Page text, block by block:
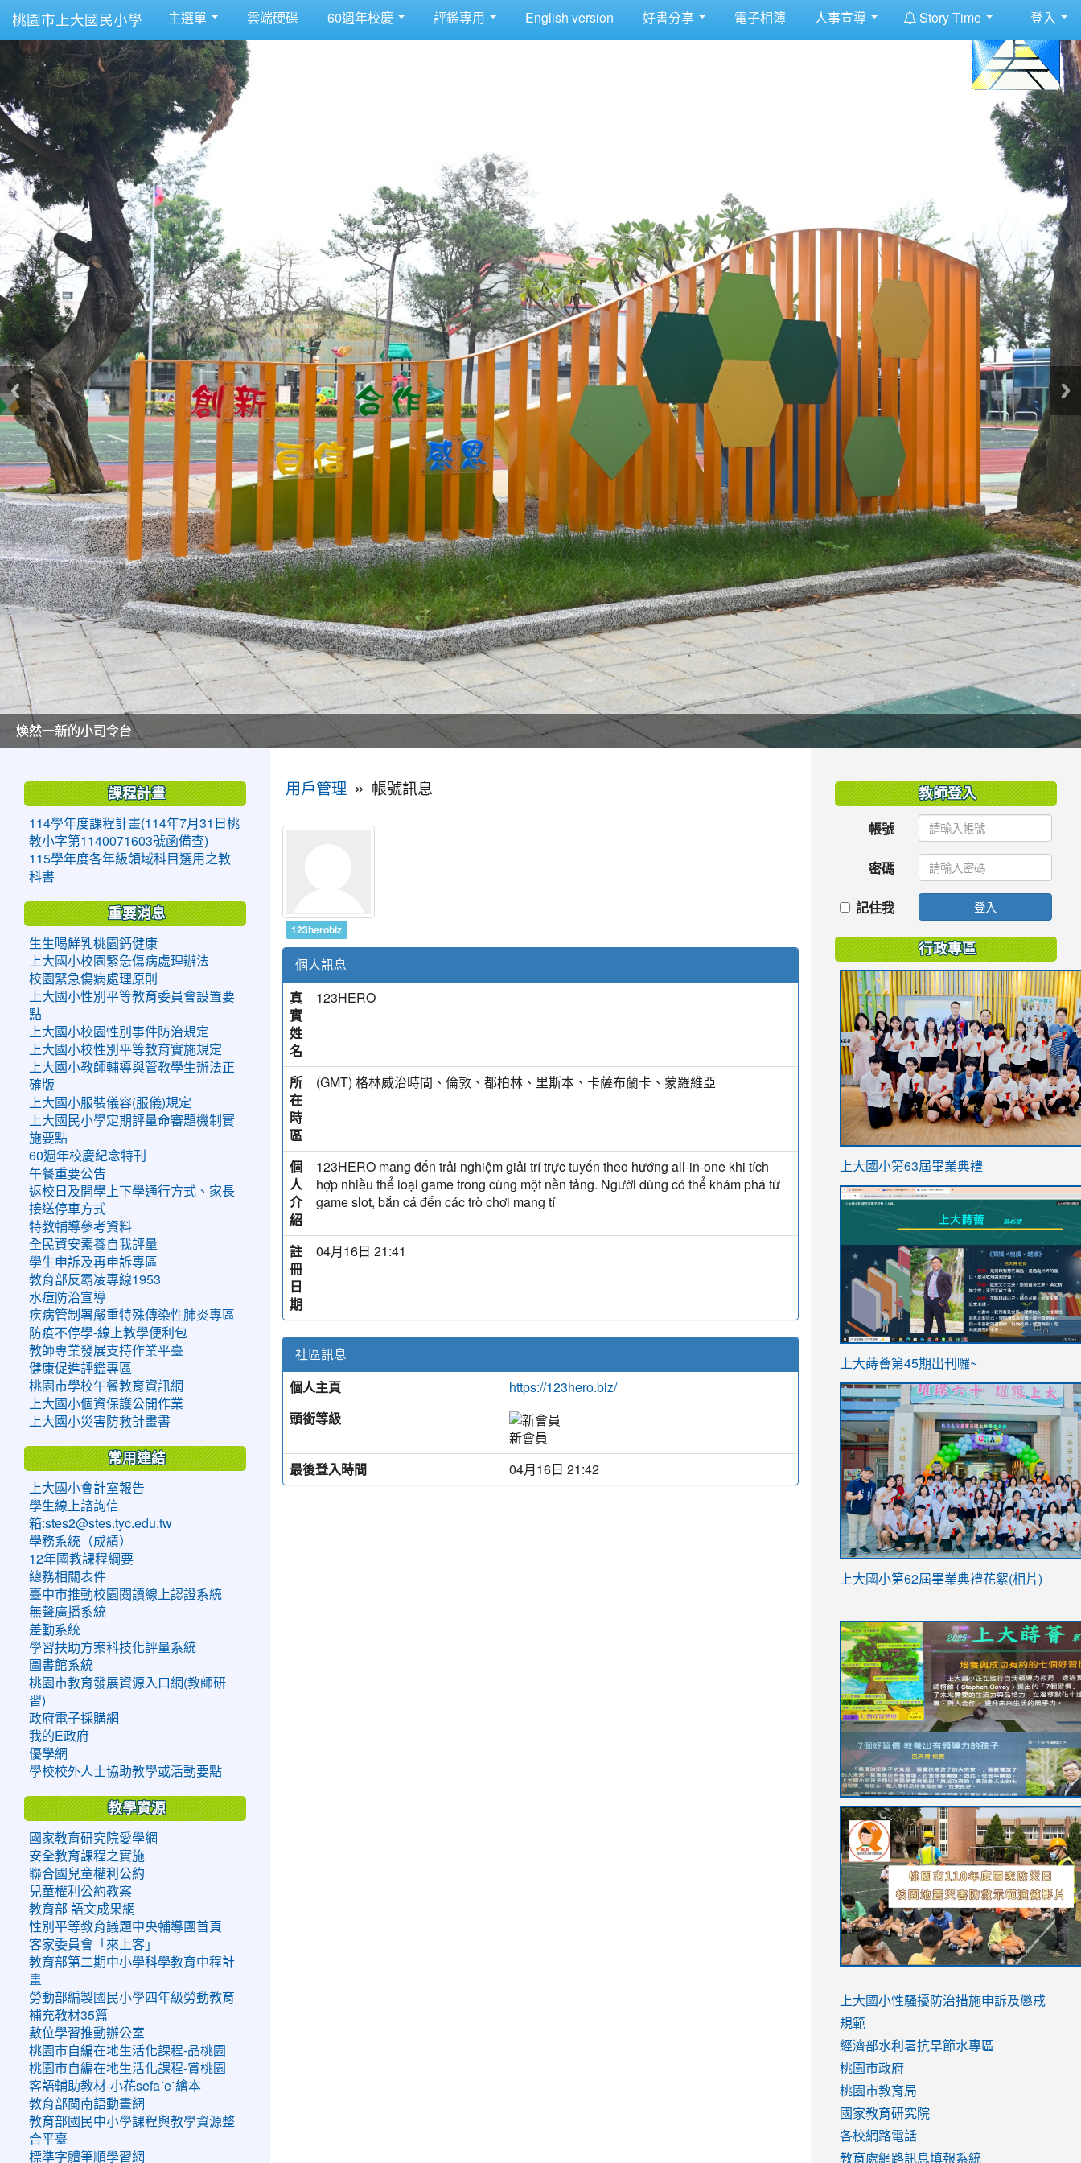
桃園市上大國民小學 主選單 雲端硬碟 60週年校慶 評鑑專用 English version 好書分享 電子相簿 人事宣導 Story Time 登入
美麗的操場是我們活力的來源
美麗的操場是我們活力的來源
煥然一新的小司令台
煥然一新的小司令台
富含桃園埤塘田園風光意象的中廊
富含桃園埤塘田園風光意象的中廊
嶄新的中庭廣場
嶄新的中庭廣場
水生池生生不息
水生池生生不息
用戶管理 » 帳號訊息
123herobiz
個人訊息
真
實
姓
名
123HERO
所
在
時
區
(GMT) 格林威治時間、倫敦、都柏林、里斯本、卡薩布蘭卡、蒙羅維亞
個
人
介
紹
123HERO mang đến trải nghiệm giải trí trực tuyến theo hướng all-in-one khi tích
hợp nhiều thể loại game trong cùng một nền tảng. Người dùng có thể khám phá từ
game slot, bắn cá đến các trò chơi mang tí
註
冊
日
期
04月16日 21:41
社區訊息
個人主頁
https://123hero.biz/
頭銜等級
新會員
最後登入時間
04月16日 21:42
課程計畫
114學年度課程計畫(114年7月31日桃
教小字第1140071603號函備查)
115學年度各年級領域科目選用之教
科書
重要消息
生生喝鮮乳桃園鈣健康
上大國小校園緊急傷病處理辦法
校園緊急傷病處理原則
上大國小性別平等教育委員會設置要
點
上大國小校園性別事件防治規定
上大國小校性別平等教育實施規定
上大國小教師輔導與管教學生辦法正
確版
上大國小服裝儀容(服儀)規定
上大國民小學定期評量命審題機制實
施要點
60週年校慶紀念特刊
午餐重要公告
返校日及開學上下學通行方式、家長
接送停車方式
特教輔導參考資料
全民資安素養自我評量
學生申訴及再申訴專區
教育部反霸凌專線1953
水痘防治宣導
疾病管制署嚴重特殊傳染性肺炎專區
防疫不停學-線上教學便利包
教師專業發展支持作業平臺
健康促進評鑑專區
桃園市學校午餐教育資訊網
上大國小個資保護公開作業
上大國小災害防救計畫書
常用連結
上大國小會計室報告
學生線上諮詢信
箱:stes2@stes.tyc.edu.tw
學務系統（成績）
12年國教課程綱要
總務相關表件
臺中市推動校園閱讀線上認證系統
無聲廣播系統
差勤系統
學習扶助方案科技化評量系統
圖書館系統
桃園市教育發展資源入口網(教師研
習)
政府電子採購網
我的E政府
優學網
學校校外人士協助教學或活動要點
教學資源
國家教育研究院愛學網
安全教育課程之實施
聯合國兒童權利公約
兒童權利公約教案
教育部 語文成果網
性別平等教育議題中央輔導團首頁
客家委員會「來上客」
教育部第二期中小學科學教育中程計
畫
勞動部編製國民小學四年級勞動教育
補充教材35篇
數位學習推動辦公室
桃園市自編在地生活化課程-品桃園
桃園市自編在地生活化課程-賞桃園
客語輔助教材-小花sefaˊeˋ繪本
教育部閩南語動畫網
教育部國民中小學課程與教學資源整
合平臺
標準字體筆順學習網
教師登入
帳號
密碼
記住我 登入
行政專區
link
https://sites.google.com/stes.tyc.edu.tw/
上大國小第63屆畢業典禮
link
ink
https://sites.google.com/stes.tyc.edu.tw/
link
https://sites.google.com/stes.tyc.edu.tw/
上大蒔薈第45期出刊囉~
link
YfDQppRvyMk686kIw6SBbssEIZ6WnT/
usp=sharing
上大國小第62屆畢業典禮花絮(相片)
to
https://drive.google.com/file/d/1I-
YfDQppRvyMk686kIw6SBbssEIZ6WnT/
usp=sharing
to
https://sites.google.com/stes.tyc.edu.tw/
link
to
https://sites.google.com/stes.tyc.edu.tw/
link
to
https://drive.google.com/file/d/
usp=sharing
link
to
https://youtu.be/jJOMVWY3-
8M
link
to
https://drive.google.com/file/d/
usp=sharing
to
https://www.youtube.com/watch?
v=hC_gdZndU9s
to
https://www.youtube.com/watch?
v=hC_gdZndU9s
link
to
https://www.youtube.com/watch?
v=mfpNykQ0g4M
上大國小性騷擾防治措施申訴及懲戒
規範
經濟部水利署抗旱節水專區
桃園市政府
桃園市教育局
國家教育研究院
各校網路電話
教育處網路訊息填報系統